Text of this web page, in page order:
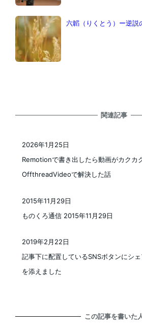
六韜（りくとう）ー逆説
関連記事
Remotionで書き出したら動画がカクカ
OffthreadVideoで解決した話
2026年1月25日
ものくろ通信 2015年11月29日
投稿日
2015年11月29日
記事下に配置しているSNSボタンにシ
を添えました
2019年2月22日
この記事を書いた